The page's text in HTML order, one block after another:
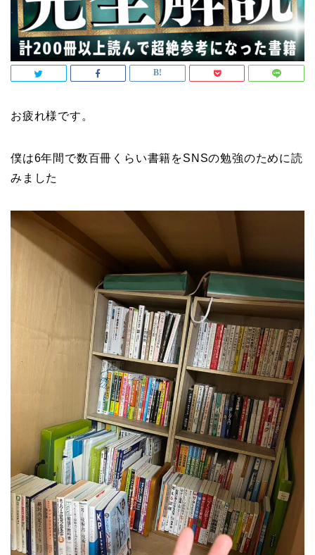
お疲れ様です。
僕は6年間で数百冊くらい書籍をSNSの勉強のために読
みました